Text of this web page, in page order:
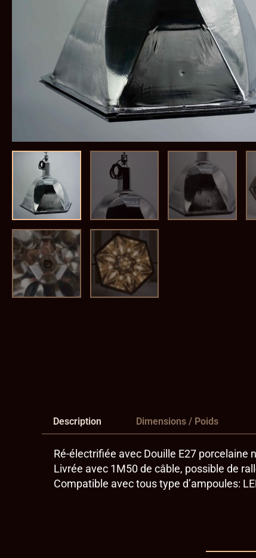
Description Dimensions / Poids
Ré-électrifiée avec Douille E27 porcelaine
Livrée avec 1M50 de câble, possible de
Compatible avec tous type d’ampoules: